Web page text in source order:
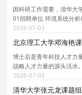
因科研工作需要，清华大
01招聘单位 环境系统分
容 依托课题组牵头负责的
目，主要围绕人工智能驱
2026-07-03
北京理工大学邓海艳
博士后是青年科技人才力
战略人才力量的源头活水
建设纳入学校师资队伍建
持续推动博士后队伍规模
2026-07-03
清华大学张元龙课题